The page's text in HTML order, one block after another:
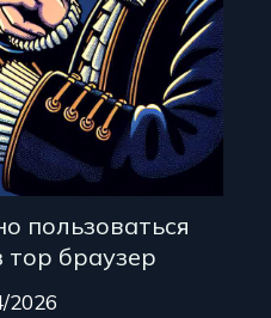
пользоваться
тор браузер
2026